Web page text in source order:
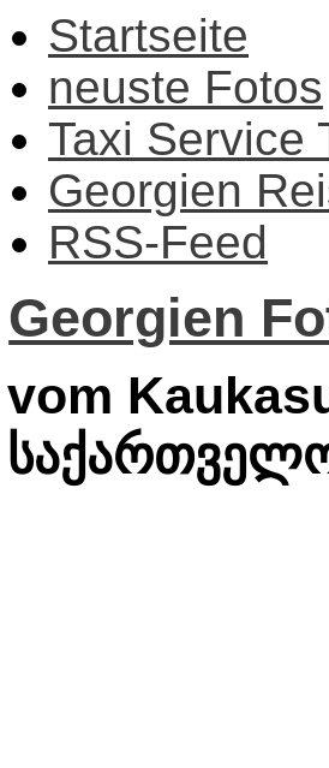
Startseite
neuste Fotos
Taxi Service
Georgien
RSS-Feed
Georgien
vom